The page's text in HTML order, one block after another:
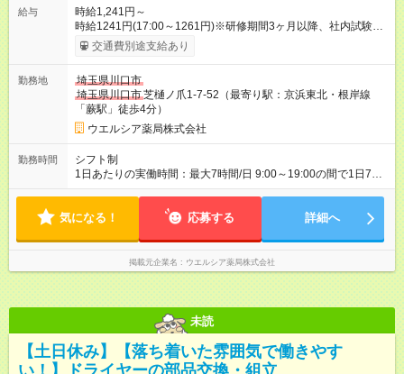
給与
時給1,241円～
時給1241円(17:00～1261円)※研修期間3ヶ月以降、社内試験に
よる更新判定あり 社内試験合格後、時給＋50～100円の昇給あ
り （大学生は＋20円） 試用期間あり：入社日から3ヶ月間／本
間の長さ：3ヶ月 雇用形態、給与は本採用時と同じです。
交通費別途支給あり
勤務地
埼玉県川口市
埼玉県川口市芝樋ノ爪1-7-52（最寄り駅：京浜東北・根岸線
「蕨駅」徒歩4分）
ウエルシア薬局株式会社
勤務時間
シフト制
1日あたりの実働時間：最大7時間/日 9:00～19:00の間で1日7時
間の勤務 ☆週4～5日の勤務 ※勤務曜日応相談 ☆未経験・無資格
気になる！ 応募する 詳細へ
掲載元企業名 ウエルシア薬局株式会社
未読
【土日休み】【落ち着いた雰囲気で働きやす
い！】ドライヤーの部品交換・組立